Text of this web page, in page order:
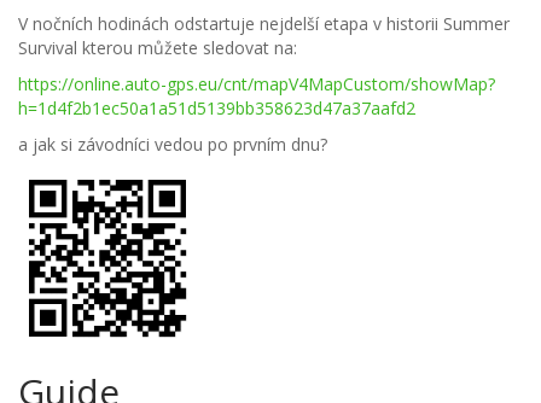
V nočních hodinách odstartuje nejdelší etapa v historii Summer
Survival kterou můžete sledovat na:
https://online.auto-gps.eu/cnt/mapV4MapCustom/showMap?
h=1d4f2b1ec50a1a51d5139bb358623d47a37aafd2
a jak si závodníci vedou po prvním dnu?
Guide